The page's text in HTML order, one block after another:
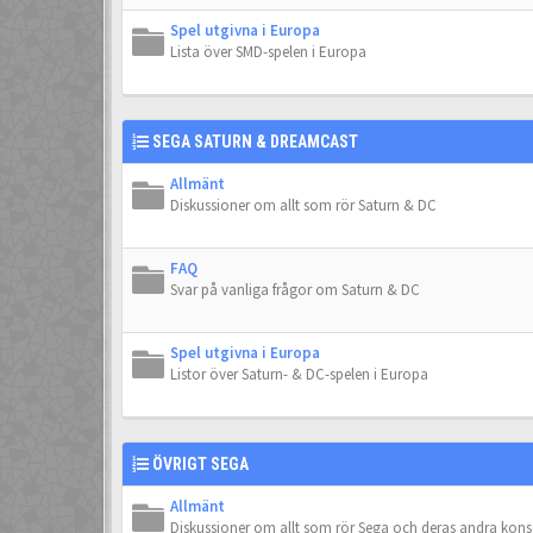
Spel utgivna i Europa
Lista över SMD-spelen i Europa
SEGA SATURN & DREAMCAST
Allmänt
Diskussioner om allt som rör Saturn & DC
FAQ
Svar på vanliga frågor om Saturn & DC
Spel utgivna i Europa
Listor över Saturn- & DC-spelen i Europa
ÖVRIGT SEGA
Allmänt
Diskussioner om allt som rör Sega och deras andra